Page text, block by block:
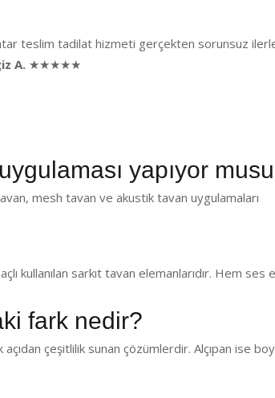
teslim tadilat hizmeti gerçekten sorunsuz
A. ★★★★★
yapıyor
mesh tavan ve akustik tavan uygulamaları
sarkıt tavan elemanlarıdır. Hem ses
fark nedir?
çeşitlilik sunan çözümlerdir. Alçıpan ise